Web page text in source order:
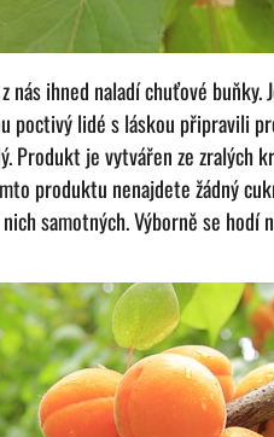
ihned naladí chuťové buňky.
poctivý lidé s láskou připravili
Produkt je vytvářen ze zralých
produktu nenajdete žádný
samotných. Výborně se hodí